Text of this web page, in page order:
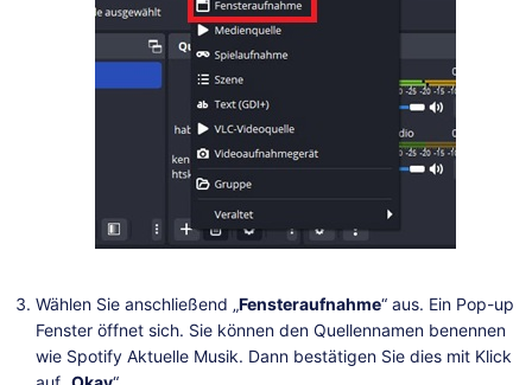
Wählen Sie anschließend „Fensteraufnahme“ aus. Ein Pop-up
Fenster öffnet sich. Sie können den Quellennamen benennen
wie Spotify Aktuelle Musik. Dann bestätigen Sie dies mit Klick